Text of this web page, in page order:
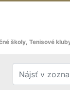
školy, Tenisové